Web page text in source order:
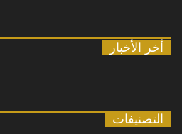
أخر الأخبار
التصنيفات